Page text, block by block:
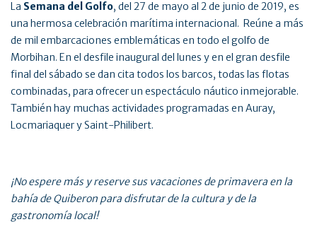
La Semana del Golfo, del 27 de mayo al 2 de junio de 2019, es
una hermosa celebración marítima internacional. Reúne a más
de mil embarcaciones emblemáticas en todo el golfo de
Morbihan. En el desfile inaugural del lunes y en el gran desfile
final del sábado se dan cita todos los barcos, todas las flotas
combinadas, para ofrecer un espectáculo náutico inmejorable.
También hay muchas actividades programadas en Auray,
Locmariaquer y Saint-Philibert.
¡No espere más y reserve sus vacaciones de primavera en la
bahía de Quiberon para disfrutar de la cultura y de la
gastronomía local!